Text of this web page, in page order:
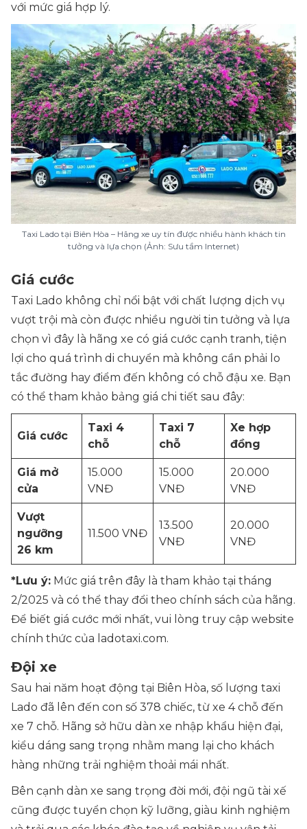
với mức giá hợp lý.
Taxi Lado tại Biên Hòa – Hãng xe uy tín được nhiều hành khách tin
tưởng và lựa chọn (Ảnh: Sưu tầm Internet)
Giá cước
Taxi Lado không chỉ nổi bật với chất lượng dịch vụ
vượt trội mà còn được nhiều người tin tưởng và lựa
chọn vì đây là hãng xe có giá cước cạnh tranh, tiện
lợi cho quá trình di chuyển mà không cần phải lo
tắc đường hay điểm đến không có chỗ đậu xe. Bạn
có thể tham khảo bảng giá chi tiết sau đây:
Giá cước
Taxi 4
chỗ
Taxi 7
chỗ
Xe hợp
đồng
Giá mở
cửa
15.000
VNĐ
15.000
VNĐ
20.000
VNĐ
Vượt
ngưỡng
26 km
11.500 VNĐ
13.500
VNĐ
20.000
VNĐ
*Lưu ý: Mức giá trên đây là tham khảo tại tháng
2/2025 và có thể thay đổi theo chính sách của hãng.
Để biết giá cước mới nhất, vui lòng truy cập website
chính thức của ladotaxi.com.
Đội xe
Sau hai năm hoạt động tại Biên Hòa, số lượng taxi
Lado đã lên đến con số 378 chiếc, từ xe 4 chỗ đến
xe 7 chỗ. Hãng sở hữu dàn xe nhập khẩu hiện đại,
kiểu dáng sang trọng nhằm mang lại cho khách
hàng những trải nghiệm thoải mái nhất.
Bên cạnh dàn xe sang trọng đời mới, đội ngũ tài xế
cũng được tuyển chọn kỹ lưỡng, giàu kinh nghiệm